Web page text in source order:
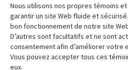
Ressources
Social
Media
Global
FR
Nous utilisons nos propres témoins
garantir un site Web fluide et
bon fonctionnement de notre site
D’autres sont facultatifs et ne sont
consentement afin d’améliorer votre
Vous pouvez accepter tous ces
eux.